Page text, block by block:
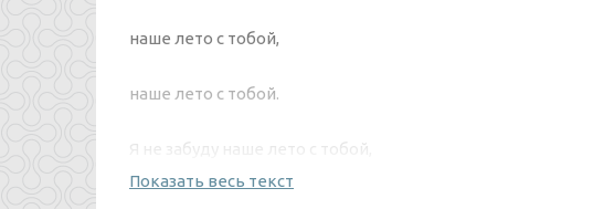
наше лето с тобой,
наше лето с тобой.
Я не забуду наше лето с тобой,
Показать весь текст